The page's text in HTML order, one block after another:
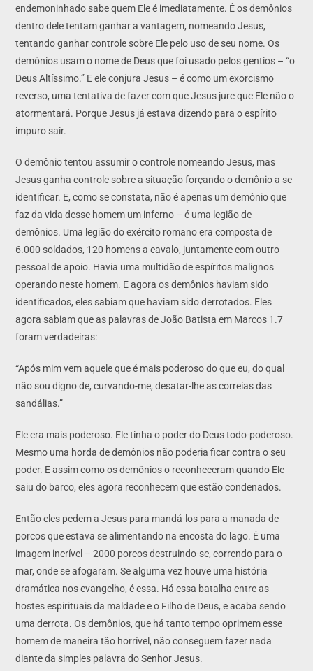
endemoninhado sabe quem Ele é imediatamente. É os demônios
dentro dele tentam ganhar a vantagem, nomeando Jesus,
tentando ganhar controle sobre Ele pelo uso de seu nome. Os
demônios usam o nome de Deus que foi usado pelos gentios – “o
Deus Altíssimo.” E ele conjura Jesus – é como um exorcismo
reverso, uma tentativa de fazer com que Jesus jure que Ele não o
atormentará. Porque Jesus já estava dizendo para o espírito
impuro sair.
O demônio tentou assumir o controle nomeando Jesus, mas
Jesus ganha controle sobre a situação forçando o demônio a se
identificar. E, como se constata, não é apenas um demônio que
faz da vida desse homem um inferno – é uma legião de
demônios. Uma legião do exército romano era composta de
6.000 soldados, 120 homens a cavalo, juntamente com outro
pessoal de apoio. Havia uma multidão de espíritos malignos
operando neste homem. E agora os demônios haviam sido
identificados, eles sabiam que haviam sido derrotados. Eles
agora sabiam que as palavras de João Batista em Marcos 1.7
foram verdadeiras:
“Após mim vem aquele que é mais poderoso do que eu, do qual
não sou digno de, curvando-me, desatar-lhe as correias das
sandálias.”
Ele era mais poderoso. Ele tinha o poder do Deus todo-poderoso.
Mesmo uma horda de demônios não poderia ficar contra o seu
poder. E assim como os demônios o reconheceram quando Ele
saiu do barco, eles agora reconhecem que estão condenados.
Então eles pedem a Jesus para mandá-los para a manada de
porcos que estava se alimentando na encosta do lago. É uma
imagem incrível – 2000 porcos destruindo-se, correndo para o
mar, onde se afogaram. Se alguma vez houve uma história
dramática nos evangelho, é essa. Há essa batalha entre as
hostes espirituais da maldade e o Filho de Deus, e acaba sendo
uma derrota. Os demônios, que há tanto tempo oprimem esse
homem de maneira tão horrível, não conseguem fazer nada
diante da simples palavra do Senhor Jesus.